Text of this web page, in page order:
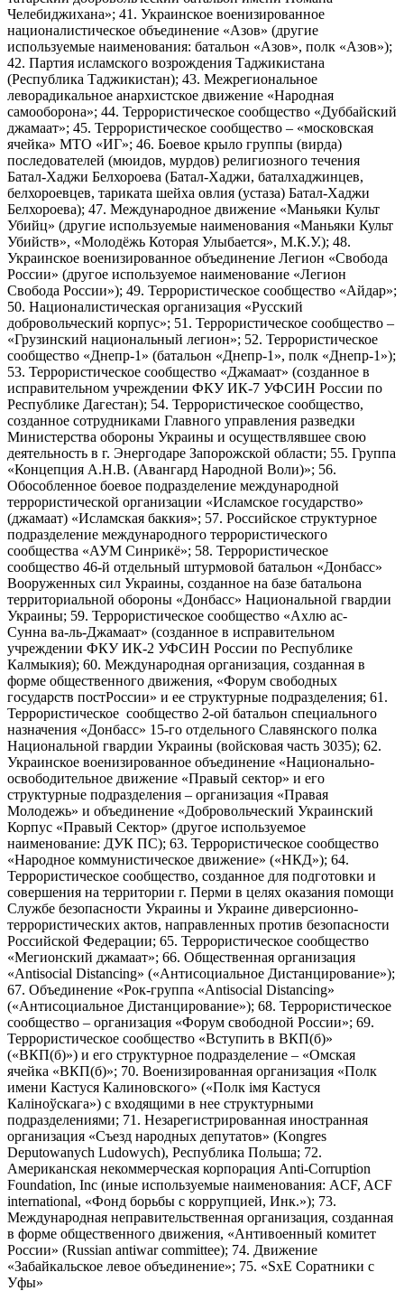
Челебиджихана»; 41. Украинское военизированное
националистическое объединение «Азов» (другие
используемые наименования: батальон «Азов», полк «Азов»);
42. Партия исламского возрождения Таджикистана
(Республика Таджикистан); 43. Межрегиональное
леворадикальное анархистское движение «Народная
самооборона»; 44. Террористическое сообщество «Дуббайский
джамаат»; 45. Террористическое сообщество – «московская
ячейка» МТО «ИГ»; 46. Боевое крыло группы (вирда)
последователей (мюидов, мурдов) религиозного течения
Батал-Хаджи Белхороева (Батал-Хаджи, баталхаджинцев,
белхороевцев, тариката шейха овлия (устаза) Батал-Хаджи
Белхороева); 47. Международное движение «Маньяки Культ
Убийц» (другие используемые наименования «Маньяки Культ
Убийств», «Молодёжь Которая Улыбается», М.К.У.); 48.
Украинское военизированное объединение Легион «Свобода
России» (другое используемое наименование «Легион
Свобода России»); 49. Террористическое сообщество «Айдар»;
50. Националистическая организация «Русский
добровольческий корпус»; 51. Террористическое сообщество –
«Грузинский национальный легион»; 52. Террористическое
сообщество «Днепр-1» (батальон «Днепр-1», полк «Днепр-1»);
53. Террористическое сообщество «Джамаат» (созданное в
исправительном учреждении ФКУ ИК-7 УФСИН России по
Республике Дагестан); 54. Террористическое сообщество,
созданное сотрудниками Главного управления разведки
Министерства обороны Украины и осуществлявшее свою
деятельность в г. Энергодаре Запорожской области; 55. Группа
«Концепция А.Н.В. (Авангард Народной Воли)»; 56.
Обособленное боевое подразделение международной
террористической организации «Исламское государство»
(джамаат) «Исламская баккия»; 57. Российское структурное
подразделение международного террористического
сообщества «АУМ Синрикё»; 58. Террористическое
сообщество 46-й отдельный штурмовой батальон «Донбасс»
Вооруженных сил Украины, созданное на базе батальона
территориальной обороны «Донбасс» Национальной гвардии
Украины; 59. Террористическое сообщество «Ахлю ас-
Сунна ва-ль-Джамаат» (созданное в исправительном
учреждении ФКУ ИК-2 УФСИН России по Республике
Калмыкия); 60. Международная организация, созданная в
форме общественного движения, «Форум свободных
государств постРоссии» и ее структурные подразделения; 61.
Террористическое сообщество 2-ой батальон специального
назначения «Донбасс» 15-го отдельного Славянского полка
Национальной гвардии Украины (войсковая часть 3035); 62.
Украинское военизированное объединение «Национально-
освободительное движение «Правый сектор» и его
структурные подразделения – организация «Правая
Молодежь» и объединение «Добровольческий Украинский
Корпус «Правый Сектор» (другое используемое
наименование: ДУК ПС); 63. Террористическое сообщество
«Народное коммунистическое движение» («НКД»); 64.
Террористическое сообщество, созданное для подготовки и
совершения на территории г. Перми в целях оказания помощи
Службе безопасности Украины и Украине диверсионно-
террористических актов, направленных против безопасности
Российской Федерации; 65. Террористическое сообщество
«Мегионский джамаат»; 66. Общественная организация
«Antisocial Distancing» («Антисоциальное Дистанцирование»);
67. Объединение «Рок-группа «Antisocial Distancing»
(«Антисоциальное Дистанцирование»); 68. Террористическое
сообщество – организация «Форум свободной России»; 69.
Террористическое сообщество «Вступить в ВКП(б)»
(«ВКП(б)») и его структурное подразделение – «Омская
ячейка «ВКП(б)»; 70. Военизированная организация «Полк
имени Кастуся Калиновского» («Полк iмя Кастуся
Калiноўскага») с входящими в нее структурными
подразделениями; 71. Незарегистрированная иностранная
организация «Съезд народных депутатов» (Kongres
Deputowanych Ludowych), Республика Польша; 72.
Американская некоммерческая корпорация Anti-Corruption
Foundation, Inc (иные используемые наименования: ACF, ACF
international, «Фонд борьбы с коррупцией, Инк.»); 73.
Международная неправительственная организация, созданная
в форме общественного движения, «Антивоенный комитет
России» (Russian antiwar committee); 74. Движение
«Забайкальское левое объединение»; 75. «SxE Соратники с
Уфы»